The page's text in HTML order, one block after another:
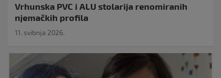
Vrhunska PVC i ALU stolarija renomiranih
njemačkih profila
11. svibnja 2026.